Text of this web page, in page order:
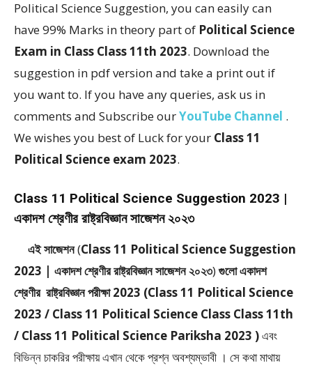
Political Science Suggestion, you can easily can
have 99% Marks in theory part of Political Science
Exam in Class Class 11th 2023. Download the
suggestion in pdf version and take a print out if
you want to. If you have any queries, ask us in
comments and Subscribe ourYouTube Channel .
We wishes you best of Luck for your Class 11
Political Science exam 2023.
Class 11 Political Science Suggestion 2023 |
একাদশ শ্রেণীর রাষ্ট্রবিজ্ঞান সাজেশন ২০২৩
এই সাজেশন(Class 11 Political Science Suggestion
2023 | একাদশ শ্রেণীর রাষ্ট্রবিজ্ঞান সাজেশন ২০২৩)গুলো একাদশ
শ্রেণীর রাষ্ট্রবিজ্ঞান পরীক্ষা 2023 (Class 11 Political Science
2023 / Class 11 Political Science Class Class 11th
/ Class 11 Political Science Pariksha 2023 )এবং
বিভিন্ন চাকরির পরীক্ষায় এখান থেকে প্রশ্ন অবশ্যম্ভাবী । সে কথা মাথায়